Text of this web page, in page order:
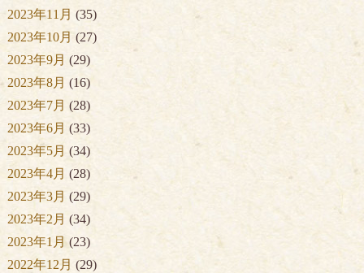
2023年11月 (35)
2023年10月 (27)
2023年9月 (29)
2023年8月 (16)
2023年7月 (28)
2023年6月 (33)
2023年5月 (34)
2023年4月 (28)
2023年3月 (29)
2023年2月 (34)
2023年1月 (23)
2022年12月 (29)